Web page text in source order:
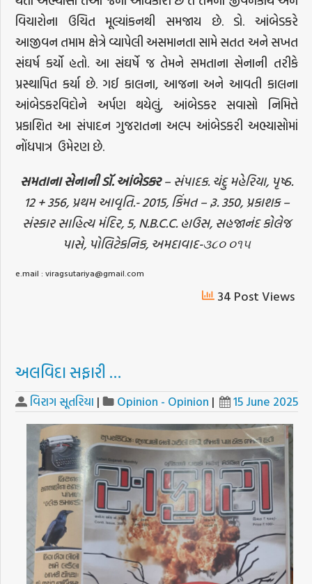
વિચારોના ઉચિત મૂલ્યાંકનથી સમજાય છે. ડો. આંબેડકરે
આજીવન તમામ ક્ષેત્રે વ્યાપેલી અસમાનતા સામે સતત અને સખત
સંઘર્ષ કર્યો હતો. આ સંઘર્ષે જ તેમને સમતાના સેનાની તરીકે
પ્રસ્થાપિત કર્યા છે. ગઈ કાલના, આજના અને આવતી કાલના
આંબેડકરવિદોને અર્પણ થયેલું, આંબેડકર સવાસો નિમિત્તે
પ્રકાશિત આ સંપાદન ગુજરાતના અલ્પ આંબેડકરી અભ્યાસોમાં
નોંધપાત્ર ઉમેરણ છે.
સમતાનાસેનાનીડૉ.આંબેડકર – સંપાદક. ચંદુ મહેરિયા, પૃષ્ઠ.
12 + 356, પ્રથમ આવૃતિ.- 2015, કિંમત – રૂ. 350, પ્રકાશક –
સંસ્કાર સાહિત્ય મંદિર, 5, N.B.C.C. હાઉસ, સહજાનંદ કોલેજ
પાસે, પોલિટેકનિક, અમદાવાદ-૩૮૦ ૦૧૫
e.mail : viragsutariya@gmail.com
34 Post Views
અલવિદા સફારી …
વિરાગ સૂતરિયા | Opinion - Opinion | 15 June 2025